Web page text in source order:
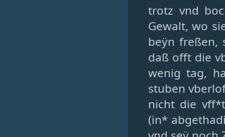
trotz vnd
Gewalt, wo
beÿn freßen,
daß offt die
wenig tag,
stuben
nicht die
(in*